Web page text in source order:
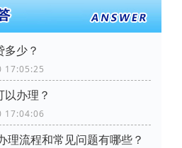
少？
17:05:25
办理？
17:04:06
理流程和常见问题有哪些？